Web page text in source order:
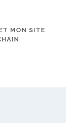
MON SITE